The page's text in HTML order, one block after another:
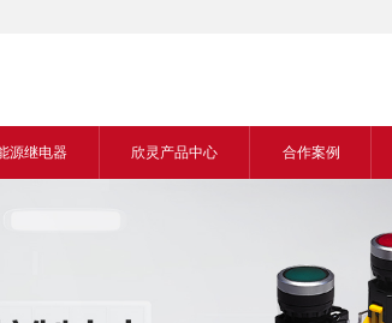
源继电器 欣灵产品中心 合作案例
机床行业